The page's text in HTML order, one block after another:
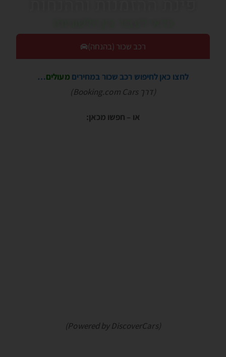
רכב שכור (בהנחה)
לחצו כאן לחיפוש רכב שכור במחירים מעולים…
(דרך Booking.com Cars)
או – חפשו מכאן:
(Powered by DiscoverCars)